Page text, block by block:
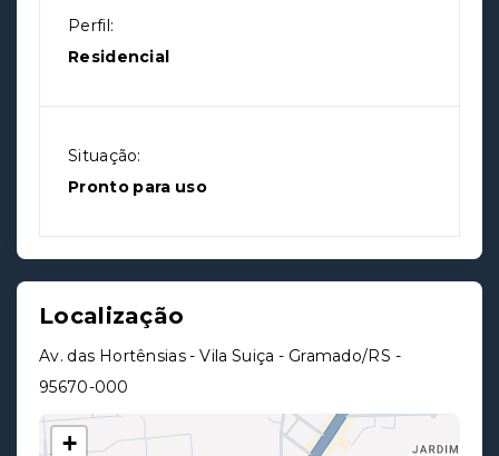
Perfil:
Residencial
Situação:
Pronto para uso
Localização
Av. das Hortênsias - Vila Suiça - Gramado/RS -
95670-000
+